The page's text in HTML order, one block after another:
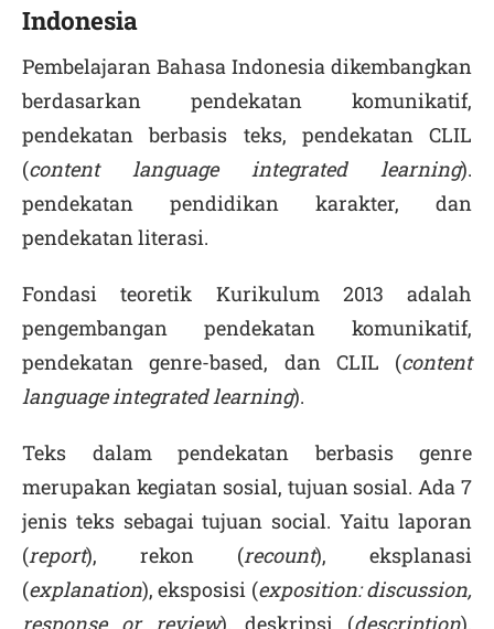
Indonesia
Pembelajaran Bahasa Indonesia dikembangkan
berdasarkan pendekatan komunikatif,
pendekatan berbasis teks, pendekatan CLIL
(content language integrated learning).
pendekatan pendidikan karakter, dan
pendekatan literasi.
Fondasi teoretik Kurikulum 2013 adalah
pengembangan pendekatan komunikatif,
pendekatan genre-based, dan CLIL (content
language integrated learning).
Teks dalam pendekatan berbasis genre
merupakan kegiatan sosial, tujuan sosial. Ada 7
jenis teks sebagai tujuan social. Yaitu laporan
(report), rekon (recount), eksplanasi
(explanation), eksposisi (exposition: discussion,
response or review). deskripsi (description),